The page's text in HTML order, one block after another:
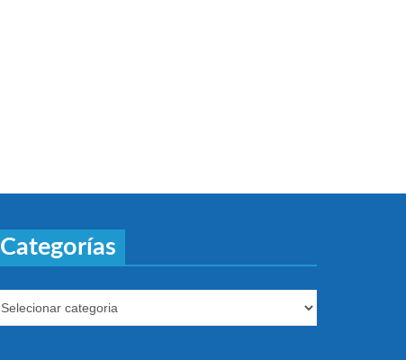
Categorías